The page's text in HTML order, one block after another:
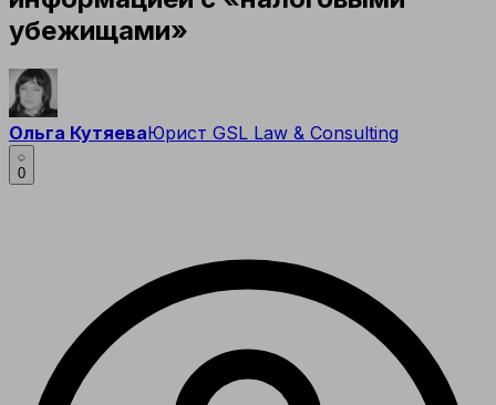
убежищами»
Ольга КутяеваЮрист GSL Law & Consulting
0